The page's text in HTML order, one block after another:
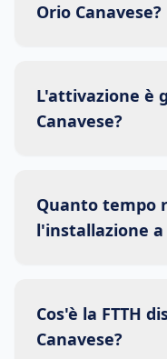
Orio Canavese?
L'attivazione è
Canavese?
Quanto tempo
l'installazione a
Cos'è la FTTH
Canavese?